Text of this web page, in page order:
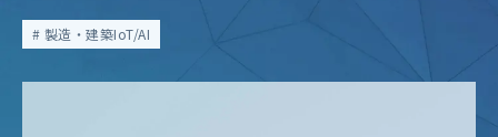
製造・建築IoT/AI